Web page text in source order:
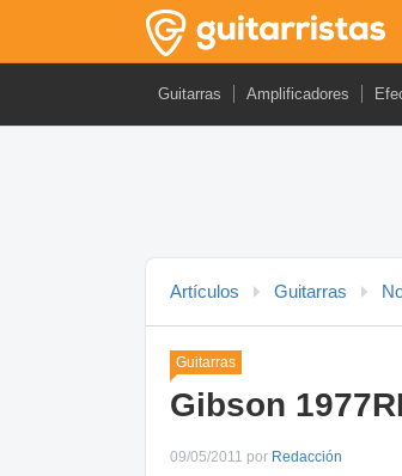
Guitarras Amplificadores
Artículos Guitarras
Guitarras
Gibson
09/05/2011 por Redacción